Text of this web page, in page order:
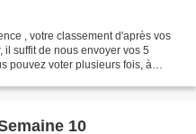
, votre classement d'après vos
il suffit de nous envoyer vos 5
pouvez voter plusieurs fois, à
10